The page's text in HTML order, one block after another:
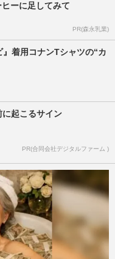
ヒーに足してみて
PR(森永乳業)
着用コナンTシャツの“カ
に起こるサイン
PR(合同会社デジタルファーム )